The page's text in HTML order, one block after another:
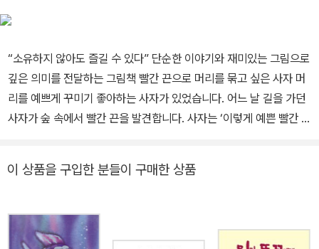
“소유하지 않아도 즐길 수 있다” 단순한 이야기와 재미있는 그림으로
깊은 의미를 전달하는 그림책 빨간 끈으로 머리를 묶고 싶은 사자 머
리를 예쁘게 꾸미기 좋아하는 사자가 있었습니다. 어느 날 길을 가던
사자가 숲 속에서 빨간 끈을 발견합니다. 사자는 ‘이렇게 예쁜 빨간 끈
않습니다. 힘센 코끼리가 기다란 코로 당겨도, 사슴이 멋진 뿔로 당겨
리가 뾰족한 부리로 쪼아도 소용이 없습니다. 잔뜩 기대를 하고 있던
사자는 실망한 나머지 울음을 터뜨리고 맙니다. 바로 그 때 거미가 사
이 상품을 구입한 분들이 구매한 상품